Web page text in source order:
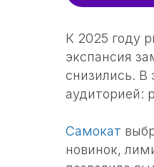
К 2025 году
экспансия
снизились. В
аудиторией:
Самокат
новинок,